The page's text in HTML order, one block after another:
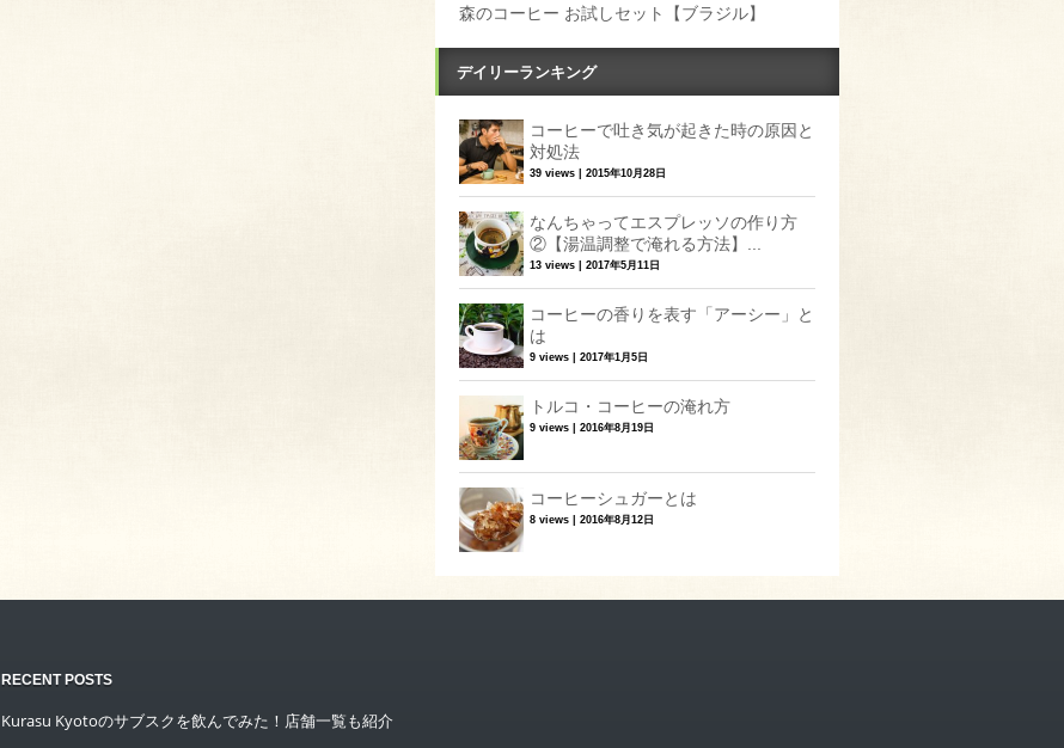
森のコーヒー お試しセット【ブラジル】
デイリーランキング
コーヒーで吐き気が起きた時の原因と
対処法
39 views 2015年10月28日
なんちゃってエスプレッソの作り方
②【湯温調整で淹れる方法】...
13 views 2017年5月11日
コーヒーの香りを表す「アーシー」と
は
9 views 2017年1月5日
トルコ・コーヒーの淹れ方
9 views 2016年8月19日
コーヒーシュガーとは
8 views 2016年8月12日
RECENT POSTS
Kurasu Kyotoのサブスクを飲んでみた！店舗一覧も紹介